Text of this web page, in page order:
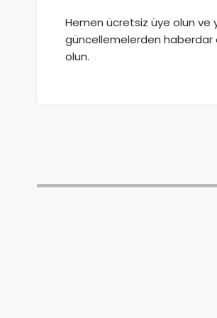
Hemen ücretsiz üye olun ve
güncellemelerden haberdar
olun.